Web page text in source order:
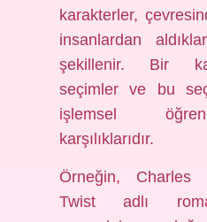
karakterler,
insanlardan
şekillenir. Bir
seçimler ve bu
işlemsel
karşılıklarıdır.
Örneğin, Charles
Twist adlı